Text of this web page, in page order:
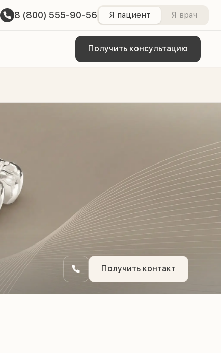
8 (800) 555-90-56 Я пациент Я врач
Получить консультацию
Получить контакт